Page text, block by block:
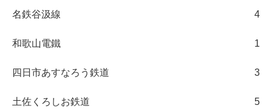
名鉄谷汲線 4
和歌山電鐵 1
四日市あすなろう鉄道 3
土佐くろしお鉄道 5